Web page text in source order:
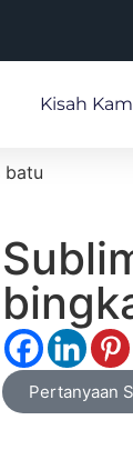
Kisah
batu
Pertanyaan